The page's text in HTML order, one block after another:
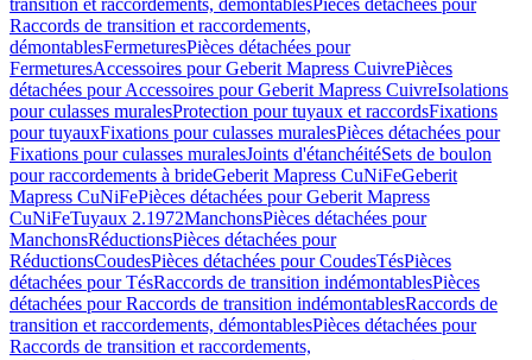
transition et raccordements, démontablesPièces détachées pour
Raccords de transition et raccordements,
démontablesFermeturesPièces détachées pour
FermeturesAccessoires pour Geberit Mapress CuivrePièces
détachées pour Accessoires pour Geberit Mapress CuivreIsolations
pour culasses muralesProtection pour tuyaux et raccordsFixations
pour tuyauxFixations pour culasses muralesPièces détachées pour
Fixations pour culasses muralesJoints d'étanchéitéSets de boulon
pour raccordements à brideGeberit Mapress CuNiFeGeberit
Mapress CuNiFePièces détachées pour Geberit Mapress
CuNiFeTuyaux 2.1972ManchonsPièces détachées pour
ManchonsRéductionsPièces détachées pour
RéductionsCoudesPièces détachées pour CoudesTésPièces
détachées pour TésRaccords de transition indémontablesPièces
détachées pour Raccords de transition indémontablesRaccords de
transition et raccordements, démontablesPièces détachées pour
Raccords de transition et raccordements,